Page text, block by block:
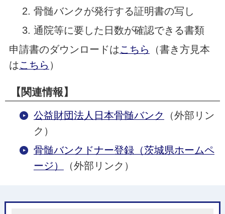
骨髄バンクが発行する証明書の写し
通院等に要した日数が確認できる書類
申請書のダウンロードはこちら
（書き方見本
はこちら ）
【関連情報】
公益財団法人日本骨髄バンク
（外部リン
ク）
骨髄バンクドナー登録（茨城県ホームペ
ージ）
（外部リンク）